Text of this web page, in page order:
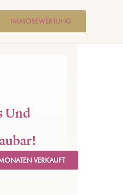
IMMOBEWERTUNG
Und
VERKAUFT